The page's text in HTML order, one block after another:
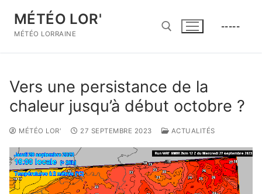
contenu
MÉTÉO LOR'
MÉTÉO LORRAINE
-----
Vers une persistance de la
chaleur jusqu’à début octobre ?
MÉTÉO LOR' 27 SEPTEMBRE 2023 ACTUALITÉS